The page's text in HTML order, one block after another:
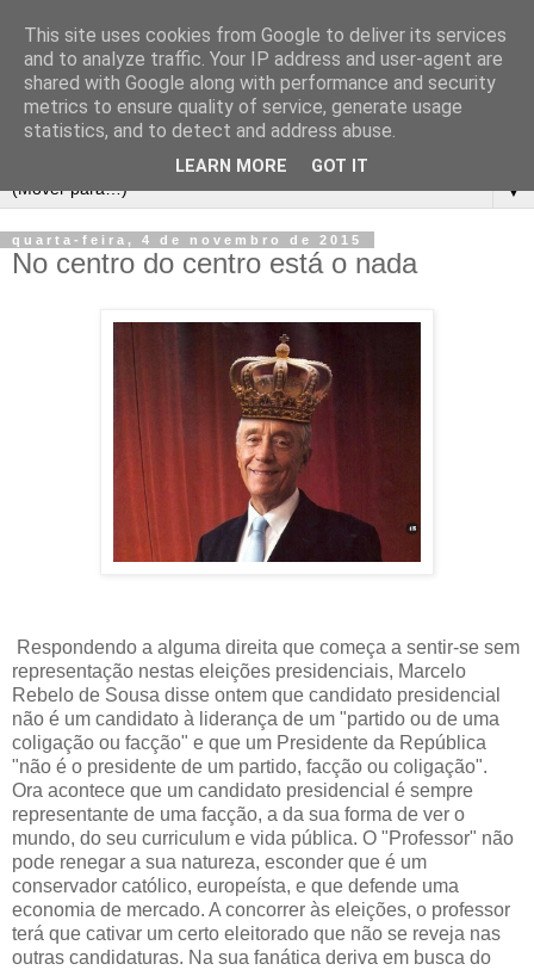
▼
quarta-feira, 4 de novembro de 2015
No centro do centro está o nada
Respondendo a alguma direita que começa a sentir-se sem
representação nestas eleições presidenciais, Marcelo
Rebelo de Sousa disse ontem que candidato presidencial
não é um candidato à liderança de um "partido ou de uma
coligação ou facção" e que um Presidente da República
"não é o presidente de um partido, facção ou coligação".
Ora acontece que um candidato presidencial é sempre
representante de uma facção, a da sua forma de ver o
mundo, do seu curriculum e vida pública. O "Professor" não
pode renegar a sua natureza, esconder que é um
conservador católico, europeísta, e que defende uma
economia de mercado. A concorrer às eleições, o professor
terá que cativar um certo eleitorado que não se reveja nas
outras candidaturas. Na sua fanática deriva em busca do
This site uses cookies from Google to deliver its services
and to analyze traffic. Your IP address and user-agent are
shared with Google along with performance and security
metrics to ensure quality of service, generate usage
statistics, and to detect and address abuse.
LEARN MORE GOT IT